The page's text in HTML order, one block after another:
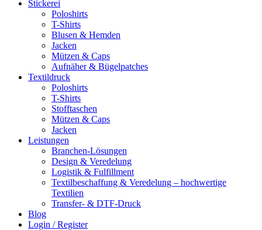
Stickerei
Poloshirts
T-Shirts
Blusen & Hemden
Jacken
Mützen & Caps
Aufnäher & Bügelpatches
Textildruck
Poloshirts
T-Shirts
Stofftaschen
Mützen & Caps
Jacken
Leistungen
Branchen-Lösungen
Design & Veredelung
Logistik & Fulfillment
Textilbeschaffung & Veredelung – hochwertige
Textilien
Transfer- & DTF-Druck
Blog
Login / Register